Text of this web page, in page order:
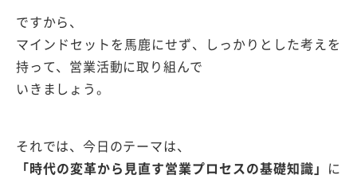
ですから、
マインドセットを馬鹿にせず、しっかりとした考えを
持って、営業活動に取り組んで
いきましょう。
それでは、今日のテーマは、
「時代の変革から見直す営業プロセスの基礎知識」 に